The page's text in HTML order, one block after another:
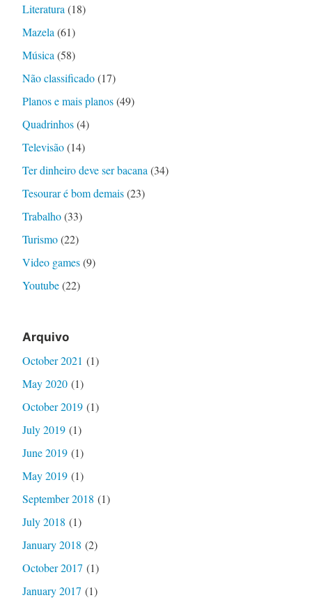
Literatura (18)
Mazela (61)
Música (58)
Não classificado(17)
Planos e mais planos(49)
Quadrinhos(4)
Televisão(14)
Ter dinheiro deve ser bacana (34)
Tesourar é bom demais(23)
Trabalho(33)
Turismo(22)
Video games(9)
Youtube(22)
Arquivo
October 2021 (1)
May 2020(1)
October 2019(1)
July 2019(1)
June 2019(1)
May 2019(1)
September 2018 (1)
July 2018 (1)
January 2018 (2)
October 2017 (1)
January 2017 (1)